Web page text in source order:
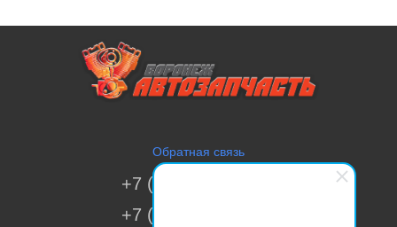
Обратная связь
+7 (473) 269-41-51
+7 (473) 200-70-00